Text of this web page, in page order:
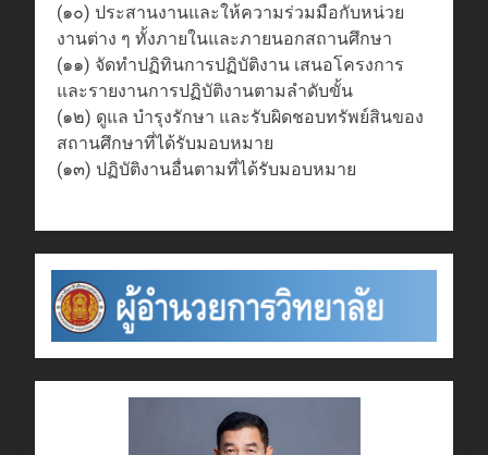
(๑๐) ประสานงานและให้ความร่วมมือกับหน่วย
งานต่าง ๆ ทั้งภายในและภายนอกสถานศึกษา
(๑๑) จัดทำปฏิทินการปฏิบัติงาน เสนอโครงการ
และรายงานการปฏิบัติงานตามลำดับขั้น
(๑๒) ดูแล บำรุงรักษา และรับผิดชอบทรัพย์สินของ
สถานศึกษาที่ได้รับมอบหมาย
(๑๓) ปฏิบัติงานอื่นตามที่ได้รับมอบหมาย